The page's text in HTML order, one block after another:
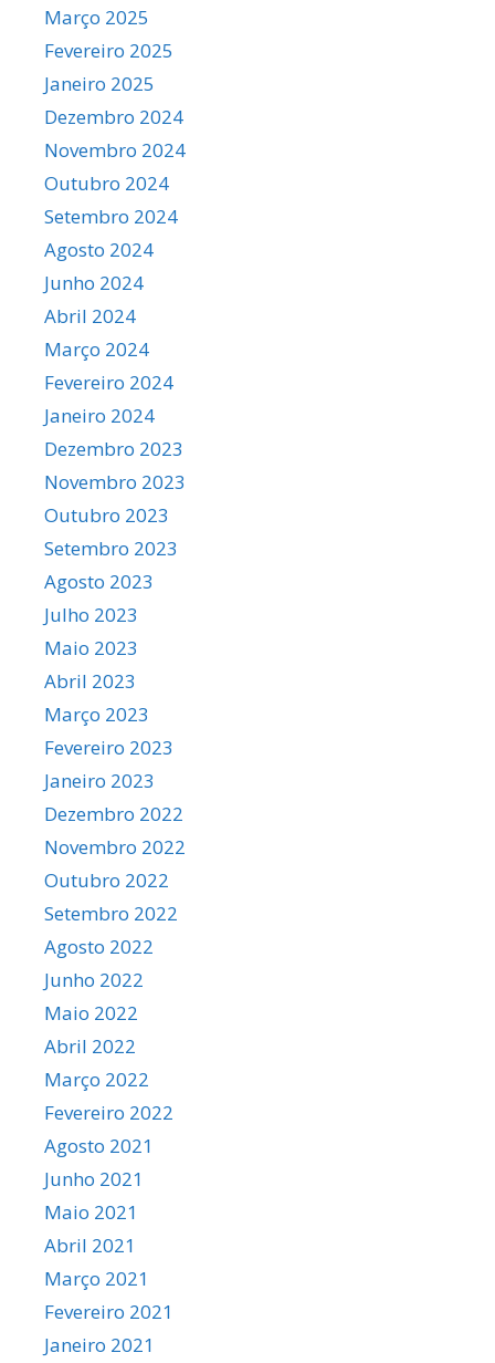
Março 2025
Fevereiro 2025
Janeiro 2025
Dezembro 2024
Novembro 2024
Outubro 2024
Setembro 2024
Agosto 2024
Junho 2024
Abril 2024
Março 2024
Fevereiro 2024
Janeiro 2024
Dezembro 2023
Novembro 2023
Outubro 2023
Setembro 2023
Agosto 2023
Julho 2023
Maio 2023
Abril 2023
Março 2023
Fevereiro 2023
Janeiro 2023
Dezembro 2022
Novembro 2022
Outubro 2022
Setembro 2022
Agosto 2022
Junho 2022
Maio 2022
Abril 2022
Março 2022
Fevereiro 2022
Agosto 2021
Junho 2021
Maio 2021
Abril 2021
Março 2021
Fevereiro 2021
Janeiro 2021